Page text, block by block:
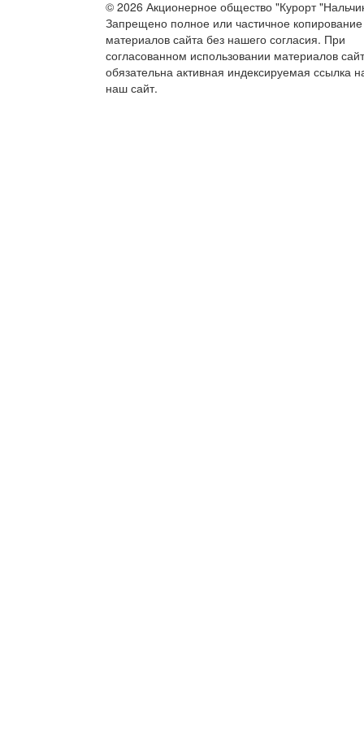
© 2026 Акционерное общество "Курорт
Запрещено полное или частичное копирование
материалов сайта без нашего согласия. При
согласованном использовании материалов
обязательна активная индексируемая ссылка
наш сайт.